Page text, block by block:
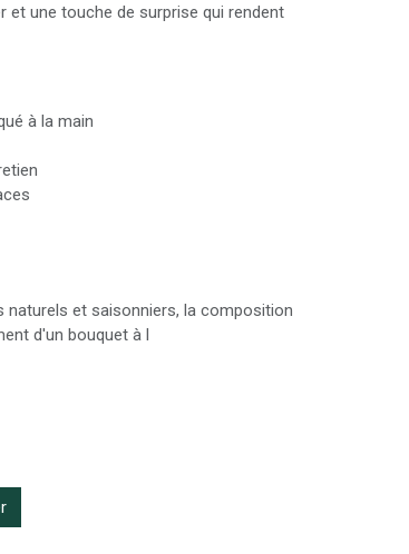
et une touche de surprise qui rendent
à la main
et saisonniers, la composition
d'un bouquet à l